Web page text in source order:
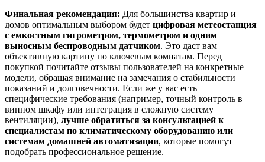
Финальная рекомендация: Для большинства квартир и
домов оптимальным выбором будет цифровая метеостанция
с емкостным гигрометром, термометром и одним
выносным беспроводным датчиком. Это даст вам
объективную картину по ключевым комнатам. Перед
покупкой почитайте отзывы пользователей на конкретные
модели, обращая внимание на замечания о стабильности
показаний и долговечности. Если же у вас есть
специфические требования (например, точный контроль в
винном шкафу или интеграция в сложную систему
вентиляции), лучше обратиться за консультацией к
специалистам по климатическому оборудованию или
системам домашней автоматизации, которые помогут
подобрать профессиональное решение.